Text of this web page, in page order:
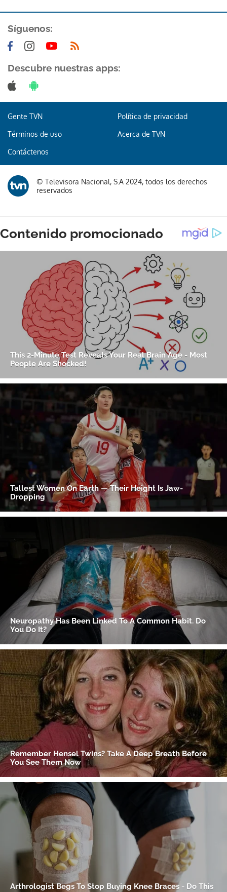
Gracias por suscribirte a nuestro boletín.
Síguenos:
Descubre nuestras apps:
Gente TVN Política de privacidad
Términos de uso Acerca de TVN
Contáctenos
© Televisora Nacional, S.A 2024, todos los derechos
reservados